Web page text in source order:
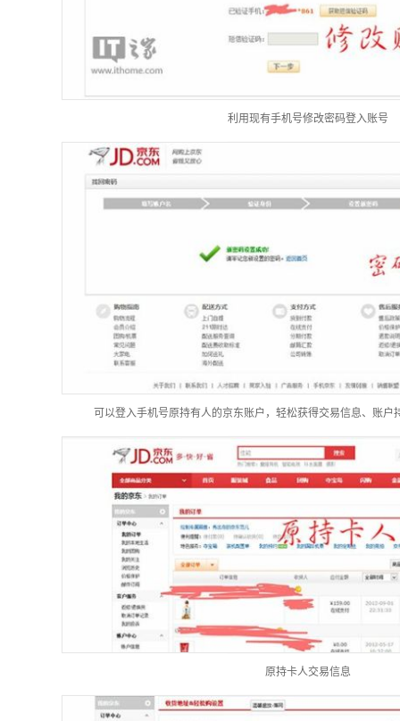
利用现有手机号修改密码登入账号
可以登入手机号原持有人的京东账户，轻松获得交易信息、账户
原持卡人交易信息